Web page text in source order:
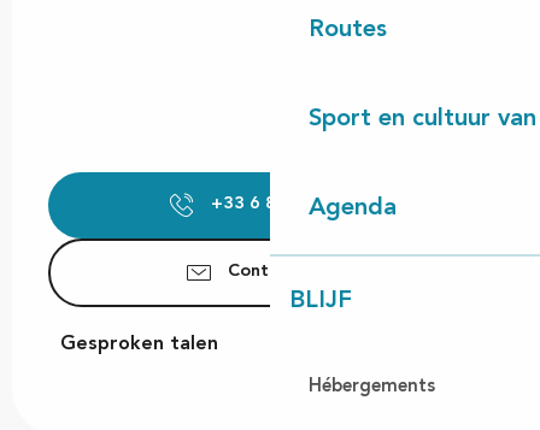
Routes
Sport en cultuur
Agenda
BLIJF
Hébergements
+33 6 88 76 92▒▒
Contacteer ons
Gesproken talen
Gesproken talen